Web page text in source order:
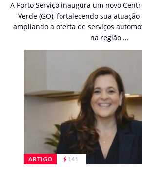
A Porto Serviço inaugura um novo
Verde (GO), fortalecendo sua
ampliando a oferta de serviços
na região.…
ARTIGO 141